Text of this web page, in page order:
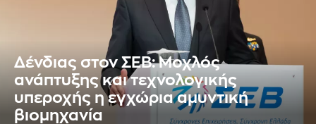
Δένδιας στον ΣΕΒ: Mοχλός
ανάπτυξης και τεχνολογικής
υπεροχής η εγχώρια αμυντική
βιομηχανία